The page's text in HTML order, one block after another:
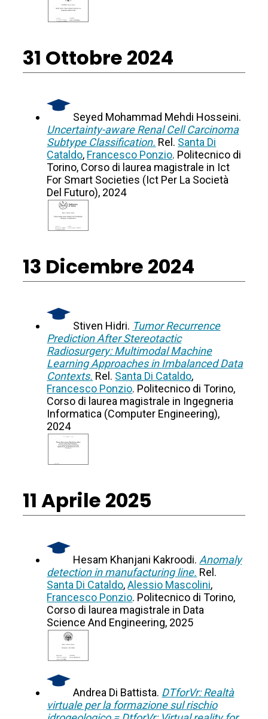
31 Ottobre 2024
Seyed Mohammad Mehdi Hosseini.
Uncertainty-aware Renal Cell Carcinoma
Subtype Classification. Rel. Santa Di
Cataldo, Francesco Ponzio. Politecnico di
Torino, Corso di laurea magistrale in Ict
For Smart Societies (Ict Per La Società
Del Futuro), 2024
13 Dicembre 2024
Stiven Hidri. Tumor Recurrence
Prediction After Stereotactic
Radiosurgery: Multimodal Machine
Learning Approaches in Imbalanced Data
Contexts. Rel. Santa Di Cataldo,
Francesco Ponzio. Politecnico di Torino,
Corso di laurea magistrale in Ingegneria
Informatica (Computer Engineering),
2024
11 Aprile 2025
Hesam Khanjani Kakroodi. Anomaly
detection in manufacturing line. Rel.
Santa Di Cataldo,Alessio Mascolini,
Francesco Ponzio. Politecnico di Torino,
Corso di laurea magistrale in Data
Science And Engineering, 2025
Andrea Di Battista. DTforVr: Realtà
virtuale per la formazione sul rischio